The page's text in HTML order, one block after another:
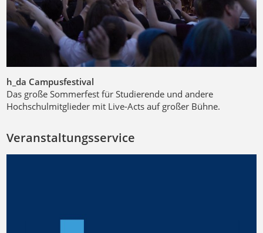
h_da Campusfestival
Das große Sommerfest für Studierende und andere
Hochschulmitglieder mit Live-Acts auf großer Bühne.
Veranstaltungsservice